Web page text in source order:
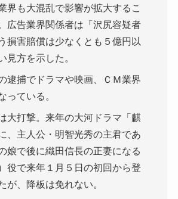
界も大混乱で影響が拡大するこ
広告業界関係者は「沢尻容疑者
損害賠償は少なくとも５億円以
見方を示した。
逮捕でドラマや映画、ＣＭ業界
っている。
大打撃。来年の大河ドラマ「麒
、主人公・明智光秀の主君であ
娘で後に織田信長の正妻になる
役で来年１月５日の初回から登
が、降板は免れない。